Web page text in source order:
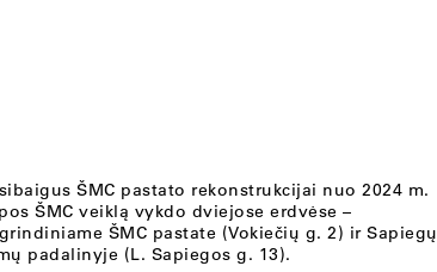
ŠMC pastato rekonstrukcijai nuo 2024 m.
ŠMC veiklą vykdo dviejose erdvėse –
ŠMC pastate (Vokiečių g. 2) ir Sapiegų
padalinyje (L. Sapiegos g. 13).